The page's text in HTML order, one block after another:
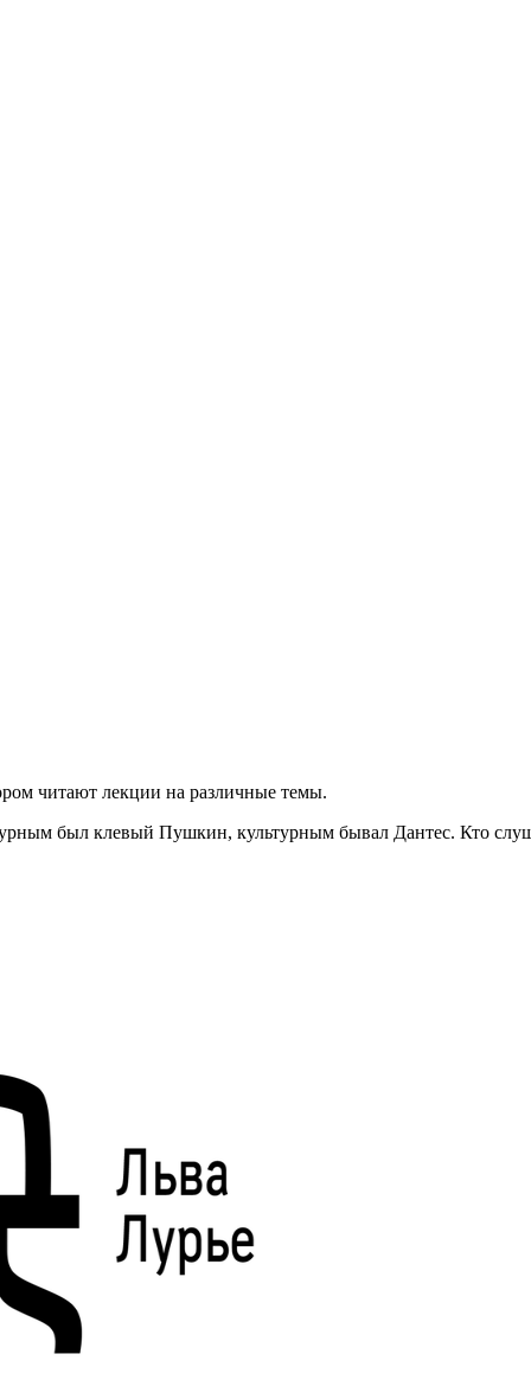
читают лекции на различные темы.
был клевый Пушкин, культурным бывал Дантес. Кто